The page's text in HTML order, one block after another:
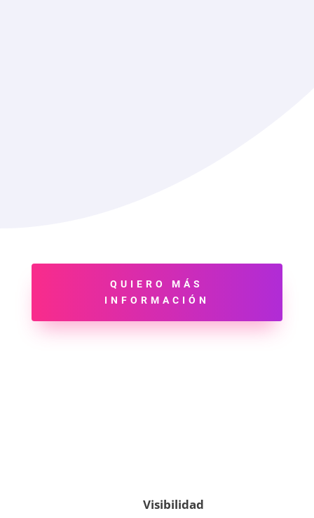
QUIERO MÁS
INFORMACIÓN
Visibilidad